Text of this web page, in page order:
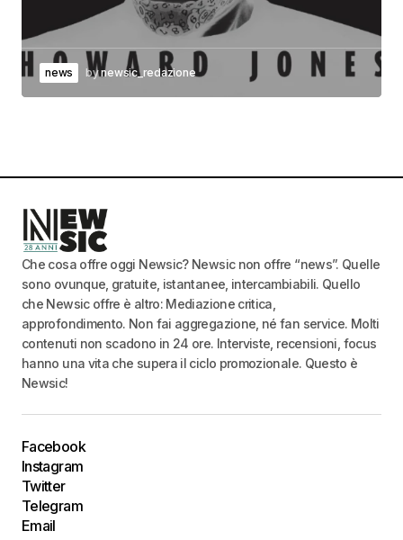
news bynewsic_redazione
Che cosa offre oggi Newsic? Newsic non offre “news”. Quelle
sono ovunque, gratuite, istantanee, intercambiabili. Quello
che Newsic offre è altro: Mediazione critica,
approfondimento. Non fai aggregazione, né fan service. Molti
contenuti non scadono in 24 ore. Interviste, recensioni, focus
hanno una vita che supera il ciclo promozionale. Questo è
Newsic!
Facebook
Instagram
Twitter
Telegram
Email